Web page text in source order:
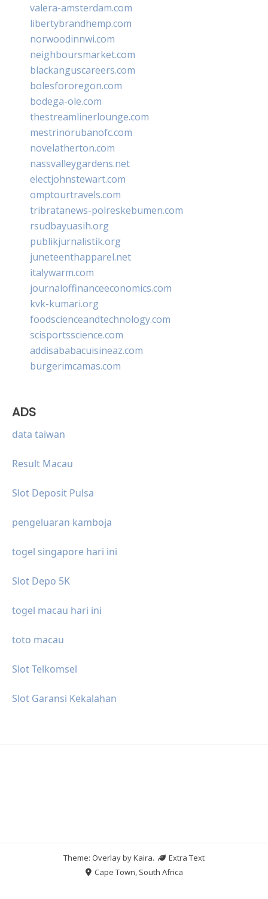
valera-amsterdam.com
libertybrandhemp.com
norwoodinnwi.com
neighboursmarket.com
blackanguscareers.com
bolesfororegon.com
bodega-ole.com
thestreamlinerlounge.com
mestrinorubanofc.com
novelatherton.com
nassvalleygardens.net
electjohnstewart.com
omptourtravels.com
tribratanews-polreskebumen.com
rsudbayuasih.org
publikjurnalistik.org
juneteenthapparel.net
italywarm.com
journaloffinanceeconomics.com
kvk-kumari.org
foodscienceandtechnology.com
scisportsscience.com
addisababacuisineaz.com
burgerimcamas.com
ADS
data taiwan
Result Macau
Slot Deposit Pulsa
pengeluaran kamboja
togel singapore hari ini
Slot Depo 5K
togel macau hari ini
toto macau
Slot Telkomsel
Slot Garansi Kekalahan
Theme: Overlay byKaira.
Extra Text
Cape Town, South Africa